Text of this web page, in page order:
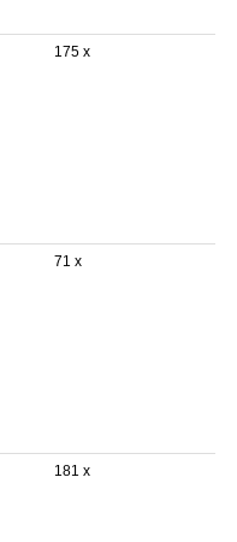
175 x
71 x
181 x